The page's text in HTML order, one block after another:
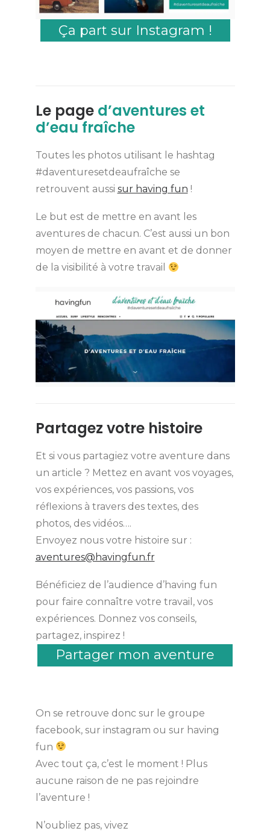
Ça part sur Instagram !
Le page d’aventures et
d’eau fraîche
Toutes les photos utilisant le hashtag
#daventuresetdeaufraîche se
retrouvent aussi sur having fun !
Le but est de mettre en avant les
aventures de chacun. C’est aussi un bon
moyen de mettre en avant et de donner
de la visibilité à votre travail
Partagez votre histoire
Et si vous partagiez votre aventure dans
un article ? Mettez en avant vos voyages,
vos expériences, vos passions, vos
réflexions à travers des textes, des
photos, des vidéos….
Envoyez nous votre histoire sur :
aventures@havingfun.fr
Bénéficiez de l’audience d’having fun
pour faire connaître votre travail, vos
expériences. Donnez vos conseils,
partagez, inspirez !
Partager mon aventure
On se retrouve donc sur le groupe
facebook, sur instagram ou sur having
fun
Avec tout ça, c’est le moment ! Plus
aucune raison de ne pas rejoindre
l’aventure !
N’oubliez pas, vivez